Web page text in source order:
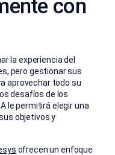
con
la experiencia del
pero gestionar sus
aprovechar todo su
desafíos de los
le permitirá elegir una
objetivos y
ofrecen un enfoque